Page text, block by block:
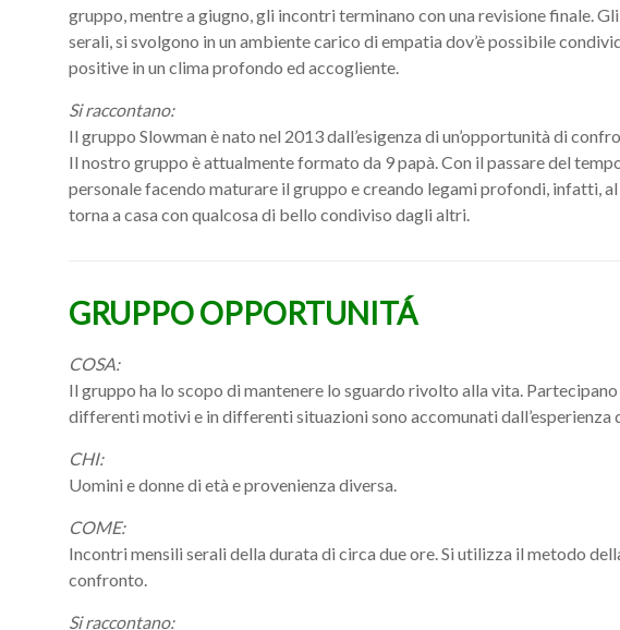
gruppo, mentre a giugno, gli incontri terminano con una revisione finale.
serali, si svolgono in un ambiente carico di empatia dov’è possibile
positive in un clima profondo ed accogliente.
Si raccontano:
Il gruppo Slowman è nato nel 2013 dall’esigenza di un’opportunità di
Il nostro gruppo è attualmente formato da 9 papà. Con il passare del
personale facendo maturare il gruppo e creando legami profondi, infatti,
torna a casa con qualcosa di bello condiviso dagli altri.
GRUPPO OPPORTUNITÁ
COSA:
Il gruppo ha lo scopo di mantenere lo sguardo rivolto alla vita.
differenti motivi e in differenti situazioni sono accomunati dall’esperienza
CHI:
Uomini e donne di età e provenienza diversa.
COME:
Incontri mensili serali della durata di circa due ore. Si utilizza il metodo
confronto.
Si raccontano: